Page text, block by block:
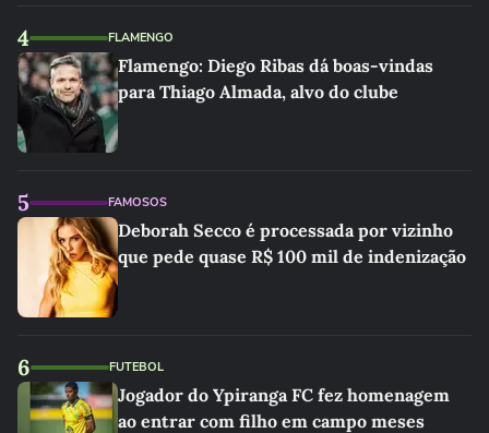
4 FLAMENGO
Flamengo: Diego Ribas dá boas-vindas
para Thiago Almada, alvo do clube
5 FAMOSOS
Deborah Secco é processada por vizinho
que pede quase R$ 100 mil de indenização
6 FUTEBOL
Jogador do Ypiranga FC fez homenagem
ao entrar com filho em campo meses